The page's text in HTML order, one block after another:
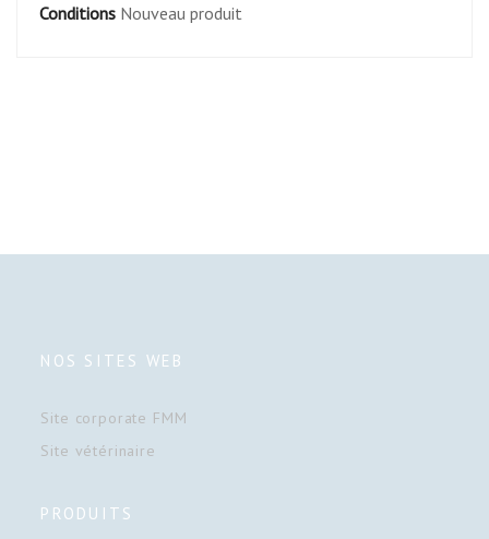
Conditions Nouveau produit
NOS SITES WEB
Site corporate FMM
Site vétérinaire
PRODUITS